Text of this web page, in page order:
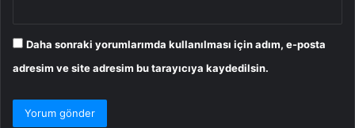
Daha sonraki yorumlarımda kullanılması için adım, e-posta
adresim ve site adresim bu tarayıcıya kaydedilsin.